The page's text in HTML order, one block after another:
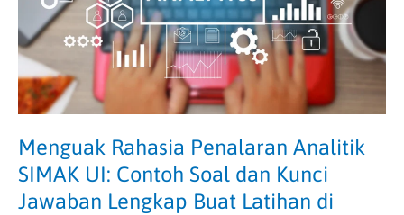
Menguak Rahasia Penalaran Analitik
SIMAK UI: Contoh Soal dan Kunci
Jawaban Lengkap Buat Latihan di
Contoh
Soal
dan
Kunci
Jawaban
Lengkap
Buat
Latihan
di
Rumah!